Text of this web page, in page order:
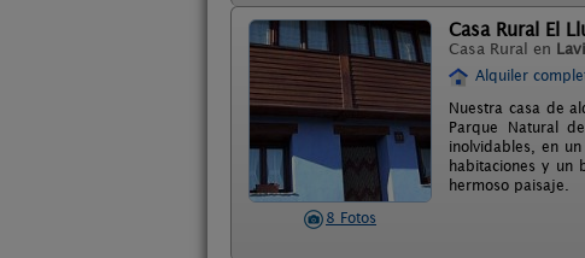
8 Fotos
Casa Rural El
Casa Rural en
Alquiler
Nuestra casa de
Parque Natural
inolvidables, en
habitaciones y un
hermoso paisaje.